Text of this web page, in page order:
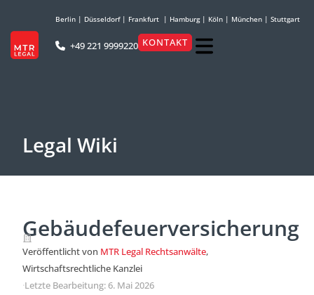
Berlin | Düsseldorf| Frankfurt | Hamburg| Köln | München | Stuttgart
+49 221 9999220 KONTAKT
Legal Wiki
Gebäudefeuerversicherung
Veröffentlicht von MTR Legal Rechtsanwälte,
Wirtschaftsrechtliche Kanzlei
·Letzte Bearbeitung: 6. Mai 2026